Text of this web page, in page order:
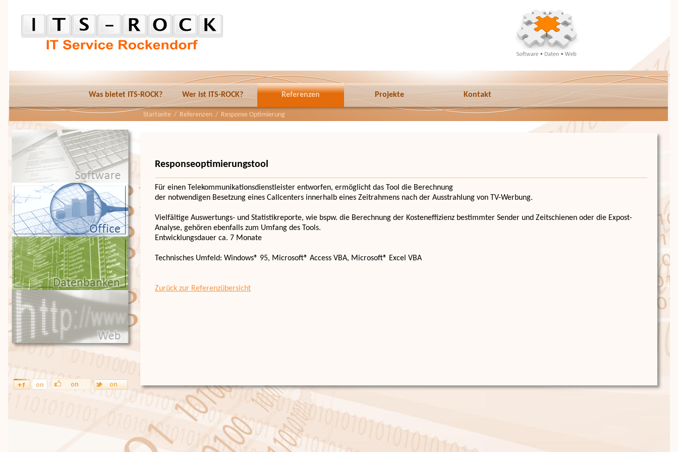
Was bietet ITS-ROCK? Wer ist ITS-ROCK? Referenzen Projekte Kontakt
Startseite / Referenzen / Response Optimierung
Responseoptimierungstool
Für einen Telekommunikationsdienstleister entworfen, ermöglicht das Tool die Berechnung
der notwendigen Besetzung eines Callcenters innerhalb eines Zeitrahmens nach der Ausstrahlung von TV-Werbung.
Vielfältige Auswertungs- und Statistikreporte, wie bspw. die Berechnung der Kosteneffizienz bestimmter Sender und Zeitschienen oder die Expost-
Analyse, gehören ebenfalls zum Umfang des Tools.
Entwicklungsdauer ca. 7 Monate
Technisches Umfeld: Windows® 95, Microsoft® Access VBA, Microsoft® Excel VBA
Zurück zur Referenzübersicht